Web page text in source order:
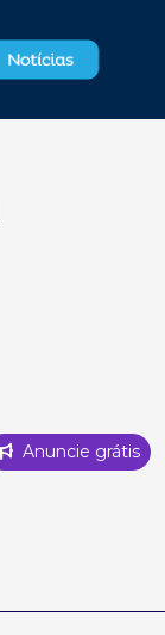
Anuncie grátis